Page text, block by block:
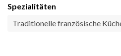
Spezialitäten
Traditionelle französische